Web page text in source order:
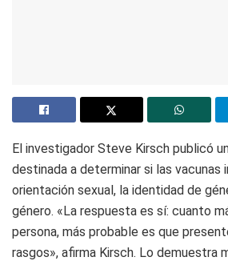
El investigador Steve Kirsch publicó
destinada a determinar si las vacunas
orientación sexual, la identidad de
género. «La respuesta es sí: cuanto
persona, más probable es que
rasgos», afirma Kirsch. Lo demuestra